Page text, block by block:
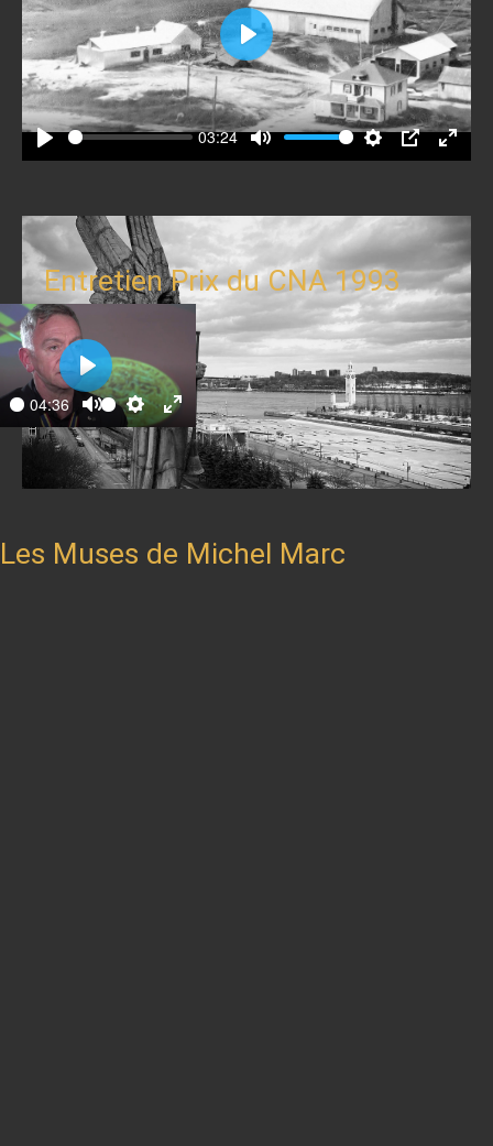
Play
03:24
Mute SettingsPIP
Enter
Play
Entretien Prix du CNA 1993
04:36
Mute SettingsEnter
fullscreen
Play
Les Muses de Michel Marc